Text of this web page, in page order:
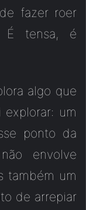
fazer roer
É tensa, é
algo que
um
ponto da
envolve
também um
de arrepiar